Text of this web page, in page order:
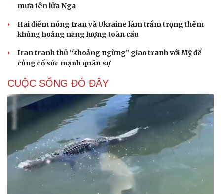
mưa tên lửa Nga
Hai điểm nóng Iran và Ukraine làm trầm trọng thêm
khủng hoảng năng lượng toàn cầu
Iran tranh thủ “khoảng ngừng” giao tranh với Mỹ để
củng cố sức mạnh quân sự
CUỘC SỐNG ĐÓ ĐÂY